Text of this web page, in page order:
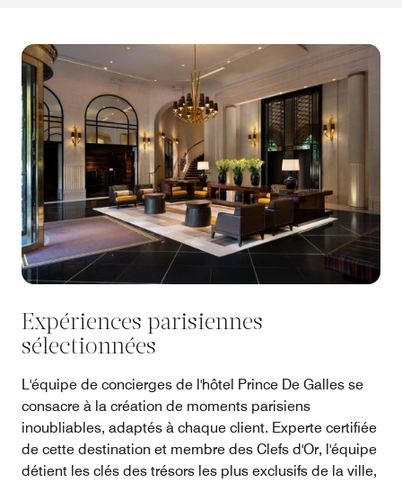
Expériences parisiennes
sélectionnées
L'équipe de concierges de l'hôtel Prince De Galles se
consacre à la création de moments parisiens
inoubliables, adaptés à chaque client. Experte certifiée
de cette destination et membre des Clefs d'Or, l'équipe
détient les clés des trésors les plus exclusifs de la ville,